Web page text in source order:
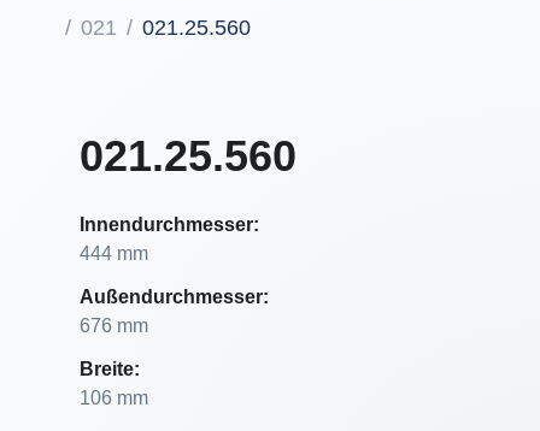
021 021.25.560
021.25.560
Innendurchmesser:
444 mm
Außendurchmesser:
676 mm
Breite:
106 mm